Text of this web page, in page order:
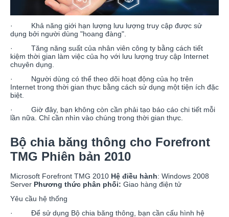
· Khả năng giới hạn lượng lưu lượng truy cập được sử
dụng bởi người dùng "hoang đàng".
· Tăng năng suất của nhân viên công ty bằng cách tiết
kiệm thời gian làm việc của họ với lưu lượng truy cập Internet
chuyên dụng.
· Người dùng có thể theo dõi hoạt động của họ trên
Internet trong thời gian thực bằng cách sử dụng một tiện ích đặc
biệt.
· Giờ đây, bạn không còn cần phải tạo báo cáo chi tiết mỗi
lần nữa. Chỉ cần nhìn vào chúng trong thời gian thực.
Bộ chia băng thông cho Forefront
TMG Phiên bản 2010
Microsoft Forefront TMG 2010 Hệ điều hành: Windows 2008
Server Phương thức phân phối: Giao hàng điện tử
Yêu cầu hệ thống
· Để sử dụng Bộ chia băng thông, bạn cần cấu hình hệ